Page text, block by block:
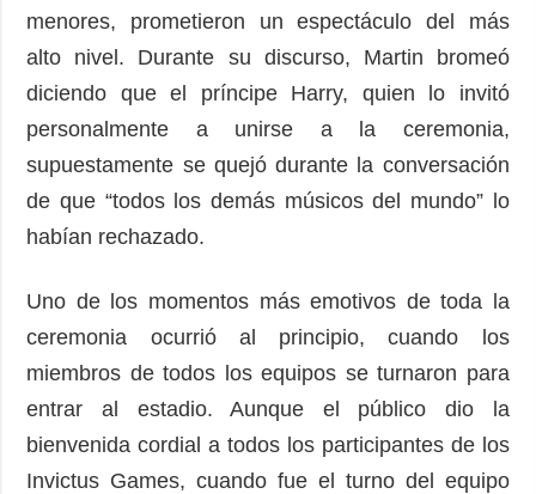
menores, prometieron un espectáculo del más
alto nivel. Durante su discurso, Martin bromeó
diciendo que el príncipe Harry, quien lo invitó
personalmente a unirse a la ceremonia,
supuestamente se quejó durante la conversación
de que “todos los demás músicos del mundo” lo
habían rechazado.
Uno de los momentos más emotivos de toda la
ceremonia ocurrió al principio, cuando los
miembros de todos los equipos se turnaron para
entrar al estadio. Aunque el público dio la
bienvenida cordial a todos los participantes de los
Invictus Games, cuando fue el turno del equipo